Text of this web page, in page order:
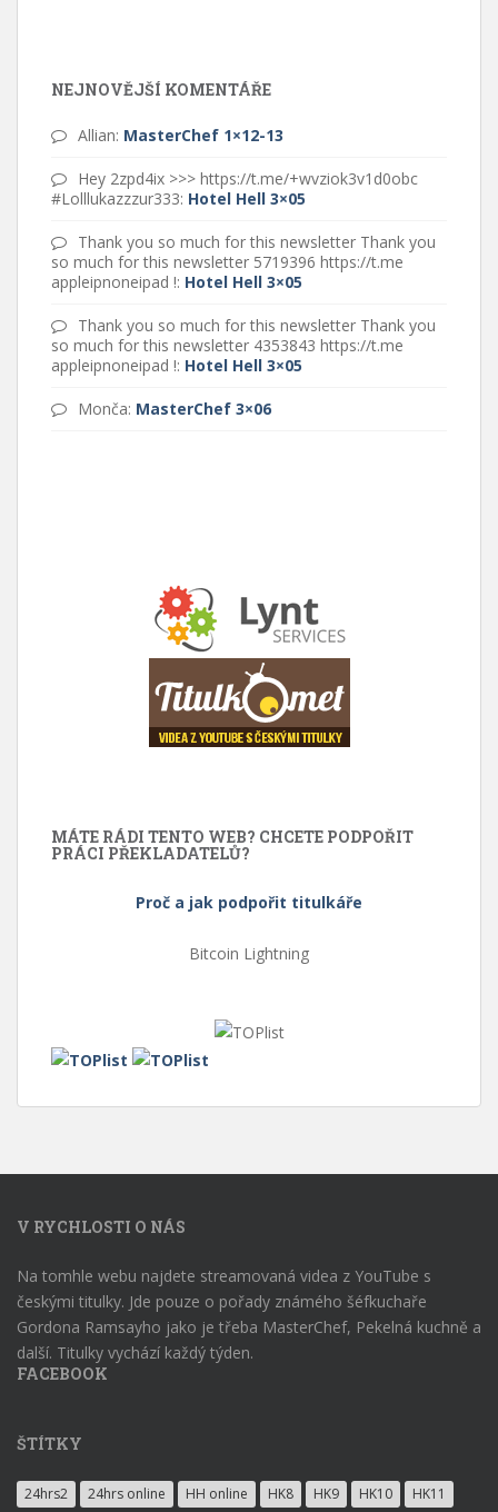
NEJNOVĚJŠÍ KOMENTÁŘE
Allian: MasterChef 1×12-13
Hey 2zpd4ix >>> https://t.me/+wvziok3v1d0obc
#Lolllukazzzur333: Hotel Hell 3×05
Thank you so much for this newsletter Thank you
so much for this newsletter 5719396 https://t.me
appleipnoneipad !: Hotel Hell 3×05
Thank you so much for this newsletter Thank you
so much for this newsletter 4353843 https://t.me
appleipnoneipad !: Hotel Hell 3×05
Monča: MasterChef 3×06
MÁTE RÁDI TENTO WEB? CHCETE PODPOŘIT
PRÁCI PŘEKLADATELŮ?
Proč a jak podpořit titulkáře
Bitcoin Lightning
V RYCHLOSTI O NÁS
Na tomhle webu najdete streamovaná videa z YouTube s
českými titulky. Jde pouze o pořady známého šéfkuchaře
Gordona Ramsayho jako je třeba MasterChef, Pekelná kuchně a
další. Titulky vychází každý týden.
FACEBOOK
ŠTÍTKY
24hrs2 24hrs online HH online HK8 HK9 HK10 HK11